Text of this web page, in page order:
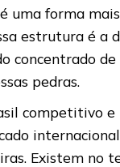
uma forma
estrutura é a
concentrado
pedras.
competitivo
Existem no